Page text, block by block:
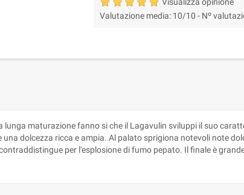
Visualizza opinione
Valutazione media: 10/10 - Nº
lunga maturazione fanno si che il Lagavulin sviluppi il suo
dolcezza ricca e ampia. Al palato sprigiona notevoli note
per l'esplosione di fumo pepato. Il finale è